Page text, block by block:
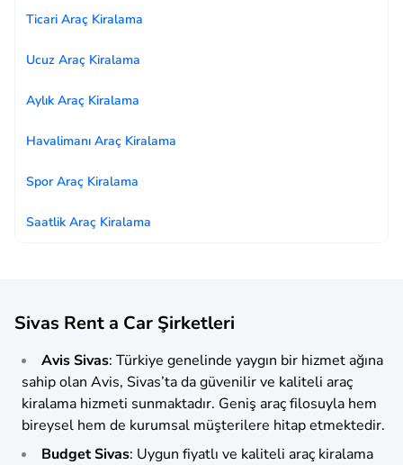
Ticari Araç Kiralama
Ucuz Araç Kiralama
Aylık Araç Kiralama
Havalimanı Araç Kiralama
Spor Araç Kiralama
Saatlik Araç Kiralama
Sivas Rent a Car Şirketleri
Avis Sivas: Türkiye genelinde yaygın bir hizmet ağına
sahip olan Avis, Sivas’ta da güvenilir ve kaliteli araç
kiralama hizmeti sunmaktadır. Geniş araç filosuyla hem
bireysel hem de kurumsal müşterilere hitap etmektedir.
Budget Sivas: Uygun fiyatlı ve kaliteli araç kiralama